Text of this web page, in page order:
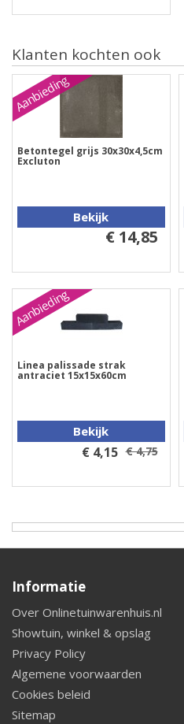
Klanten kochten ook
Aanbieding
Betontegel grijs 30x30x4,5cm
Excluton
Bekijk
€ 14,85
Aanbieding
Linea palissade strak
antraciet 15x15x60cm
Bekijk
€ 4,15 € 4,75
Informatie
Over Onlinetuinwarenhuis.nl
Showtuin, winkel & opslag
Privacy Policy
Algemene voorwaarden
Cookies beleid
Sitemap